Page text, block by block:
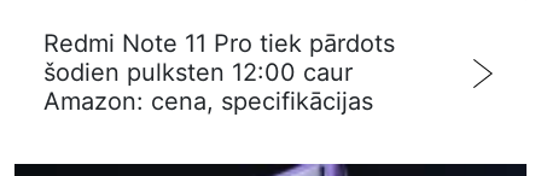
Redmi Note 11 Pro tiek pārdots
šodien pulksten 12:00 caur
Amazon: cena, specifikācijas